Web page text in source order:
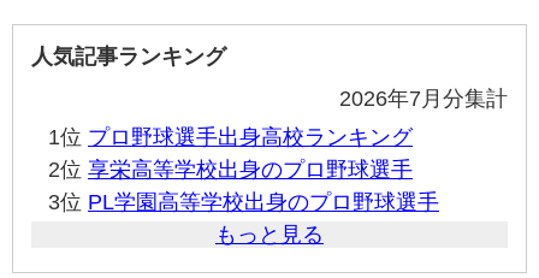
人気記事ランキング
2026年7月分集計
1位 プロ野球選手出身高校ランキング
2位 享栄高等学校出身のプロ野球選手
3位 PL学園高等学校出身のプロ野球選手
もっと見る